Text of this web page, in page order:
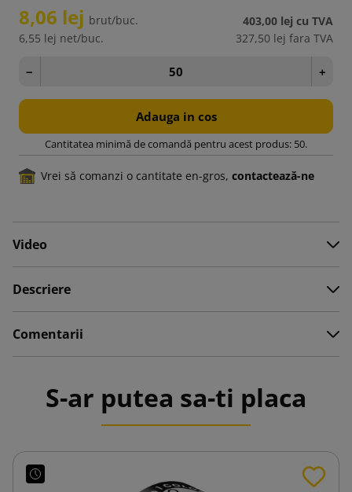
8,06 lej brut/buc.
6,55 lej net/buc.
403,00 lej cu TVA
327,50 lej fara TVA
− +
Adauga in cos
Cantitatea minimă de comandă pentru acest produs: 50.
Vrei să comanzi o cantitate en-gros, contactează-ne
Video
Descriere
Comentarii
S-ar putea sa-ti placa